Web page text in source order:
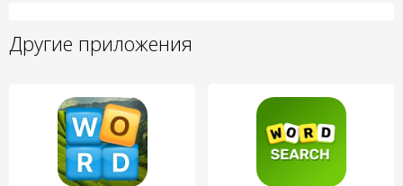
Другие приложения